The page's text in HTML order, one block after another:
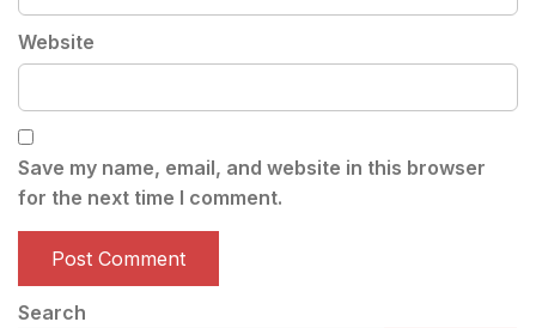
Website
Save my name, email, and website in this browser
for the next time I comment.
Search